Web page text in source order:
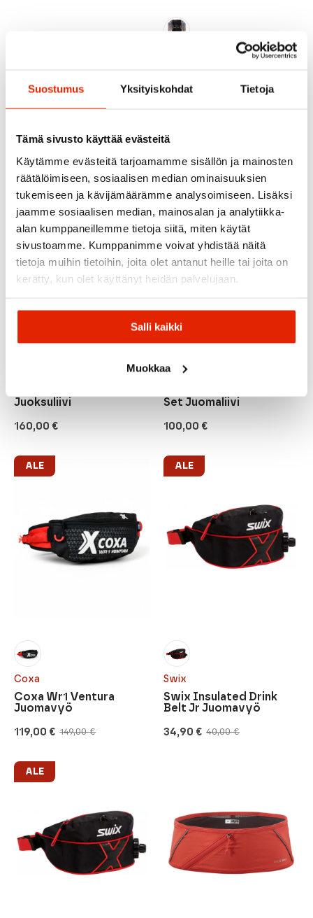
Suostumus Yksityiskohdat Tietoja
Tämä sivusto käyttää evästeitä
Käytämme evästeitä tarjoamamme sisällön ja mainosten
räätälöimiseen, sosiaalisen median ominaisuuksien
tukemiseen ja kävijämäärämme analysoimiseen. Lisäksi
jaamme sosiaalisen median, mainosalan ja analytiikka-
alan kumppaneillemme tietoja siitä, miten käytät
sivustoamme. Kumppanimme voivat yhdistää näitä
tietoja muihin tietoihin, joita olet antanut heille tai joita on
kerätty, kun olet käyttänyt heidän palvelujaan.
Salli kaikki
Muokkaa
hinta
oli:
139,00 €.
hinta
on:
109,00 €.
Coxa Wr1 Race
Juomavyö
Grad Set Naisten
Juomaliivi
160,00 €
Juoksuliivi
Salomon
100,00 €
Set Juomaliivi
Coxa
149,00€
Alkuperäinen
oli:
149,00 €.
119,00 €
Nykyinen
on:
119,00 €.
ALE
Coxa Wr1 Ventura
Juomavyö
Swix
40,00€
Alkuperäinen
34,90 €
Nykyinen
ALE
Swix Insulated Drink
Belt Jr Juomavyö
ALE